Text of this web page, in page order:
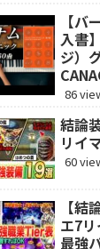
【
入書
ジ）
86
結論
リイ
60
【結
エ7
最強